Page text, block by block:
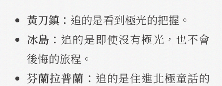
黃刀鎮： 追的是看到極光的把握。
冰島： 追的是即使沒有極光，也不會
後悔的旅程。
芬蘭拉普蘭： 追的是住進北極童話的